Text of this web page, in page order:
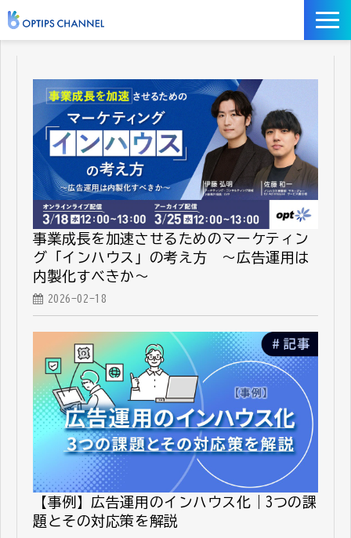
お役立ち資料
イベント
サービス／ツール
事業成長を加速させるためのマーケティン
グ「インハウス」の考え方 ～広告運用は
内製化すべきか～
2026-02-18
【事例】広告運用のインハウス化｜3つの課
題とその対応策を解説